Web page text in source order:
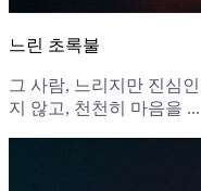
느린 초록불
그 사람, 느리지만 진심
지 않고, 천천히 마음을 ...